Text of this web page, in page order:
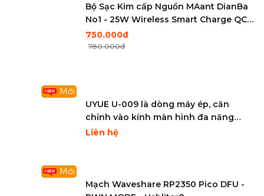
Bộ Sạc Kim cấp Nguồn MAant DianBa
No1 - 25W Wireless Smart Charge QC
3.0 8 USB Port Wireless
750.000đ
780.000đ
Mới
UYUE U-009 là dòng máy ép, căn
chỉnh vào kính màn hình đa năng
(Screen Alignment Tool)
Liên hệ
Mới
Mạch Waveshare RP2350 Pico DFU -